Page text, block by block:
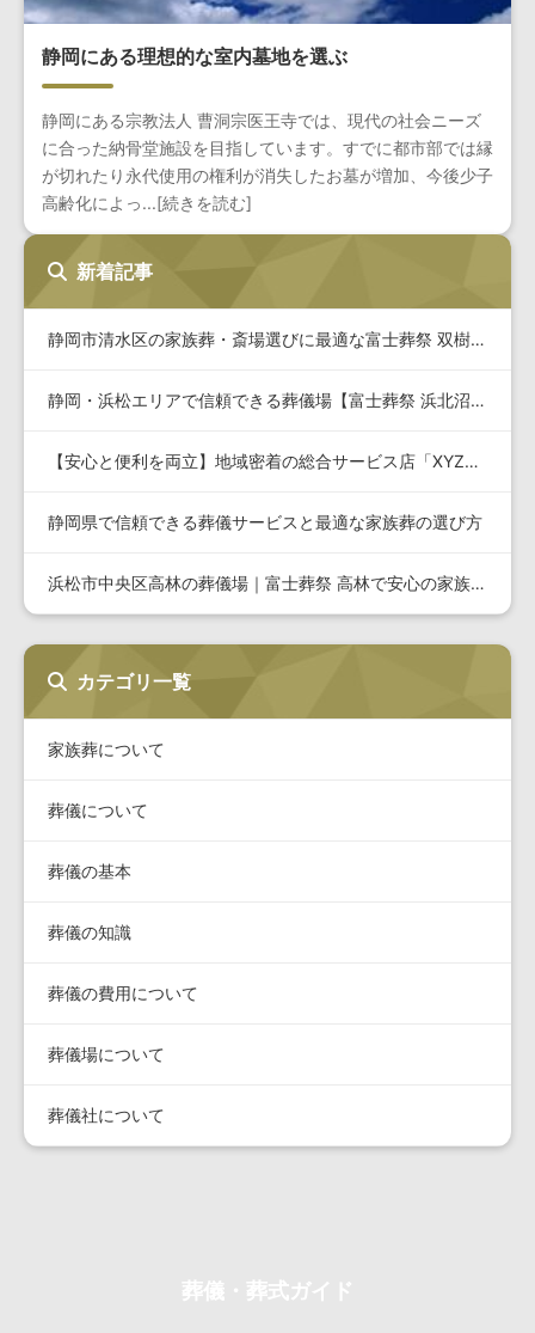
静岡にある理想的な室内墓地を選ぶ
静岡にある宗教法人 曹洞宗医王寺では、現代の社会ニーズ
に合った納骨堂施設を目指しています。すでに都市部では縁
が切れたり永代使用の権利が消失したお墓が増加、今後少子
高齢化によっ...[続きを読む]
新着記事
静岡市清水区の家族葬・斎場選びに最適な富士葬祭 双樹の詳細と…
静岡・浜松エリアで信頼できる葬儀場【富士葬祭 浜北沼】の特徴…
【安心と便利を両立】地域密着の総合サービス店「XYZショップ…
静岡県で信頼できる葬儀サービスと最適な家族葬の選び方
浜松市中央区高林の葬儀場｜富士葬祭 高林で安心の家族葬・一式…
カテゴリ一覧
家族葬について
葬儀について
葬儀の基本
葬儀の知識
葬儀の費用について
葬儀場について
葬儀社について